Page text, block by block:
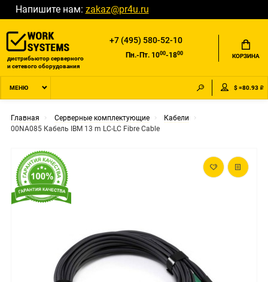
Напишите нам: zakaz@pr4u.ru
дистрибьютор серверного
и сетевого оборудования
+7 (495) 580-52-10
Пн.-Пт. 1000-1800 КОРЗИНА
МЕНЮ $ =80.93 ₽
Главная Серверные комплектующие
Кабели
00NA085 Кабель IBM 13 m LC-LC Fibre Cable